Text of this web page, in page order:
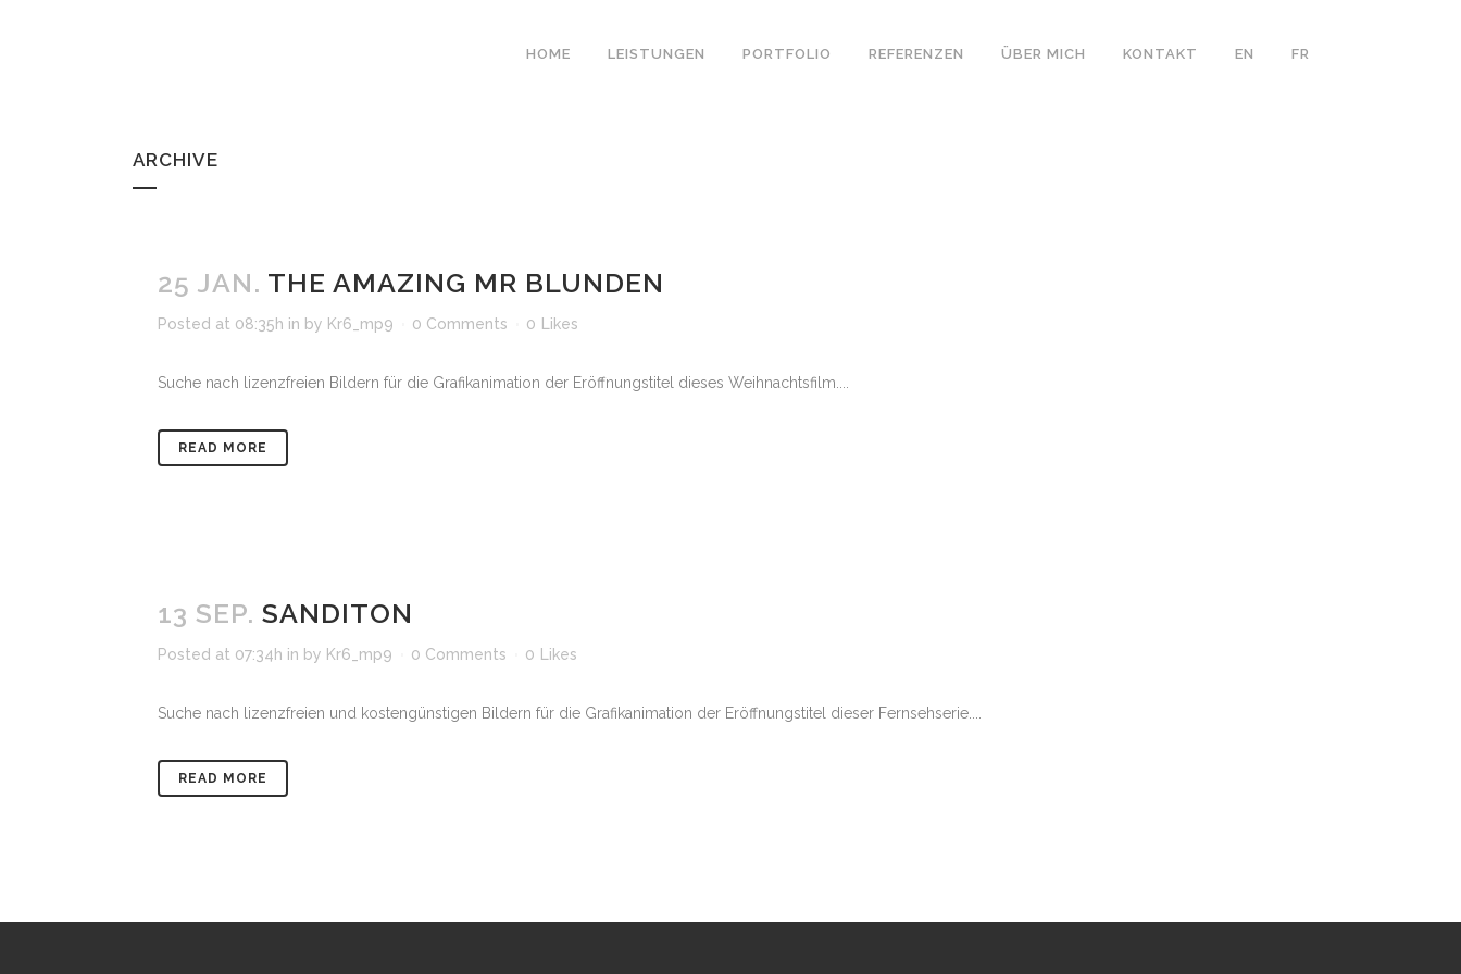
HOME LEISTUNGEN PORTFOLIO REFERENZEN ÜBER MICH KONTAKT EN FR
ARCHIVE
25 JAN. THE AMAZING MR BLUNDEN
Posted at 08:35h in by Kr6_mp9 0 Comments 0 Likes
Suche nach lizenzfreien Bildern für die Grafikanimation der Eröffnungstitel dieses Weihnachtsfilm....
READ MORE
13 SEP. SANDITON
Posted at 07:34h in by Kr6_mp9 0 Comments 0 Likes
Suche nach lizenzfreien und kostengünstigen Bildern für die Grafikanimation der Eröffnungstitel dieser Fernsehserie....
READ MORE